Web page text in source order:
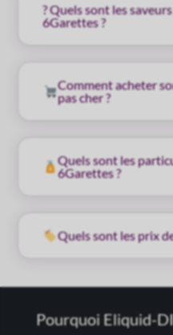
? Quels sont les
6Garettes ?
Comment acheter
pas cher ?
Quels sont les
6Garettes ?
Quels sont les prix
Pourquoi Eliquid-